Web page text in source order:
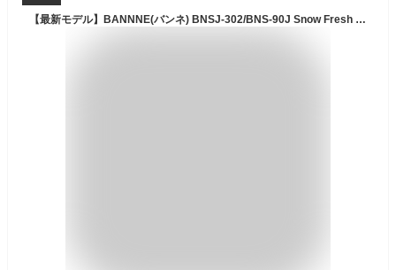
【最新モデル】BANNNE(バンネ) BNSJ-302/BNS-90J Snow Fresh Junior Snow Suits ボーイズ スキーウェア 130 140 150 160 スノーボードウェア 上下セット キッズ ジュニア スノボ スノボー スキー スノーウェア ボードウェア ジャケット パンツ ウェア ウエア 激安 子供用